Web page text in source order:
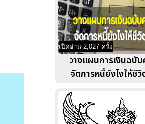
เปิดอ่าน 2,027 ครั้ง
วางแผนการเงินฉบั
จัดการหนี้ยังไงให้ชี